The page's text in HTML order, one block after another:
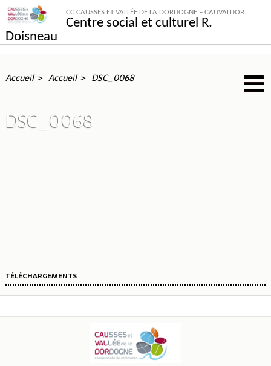
CC CAUSSES ET VALLÉE DE LA DORDOGNE – CAUVALDOR
Centre social et culturel R.
Doisneau
Accueil Accueil DSC_0068
DSC_0068
TÉLÉCHARGEMENTS